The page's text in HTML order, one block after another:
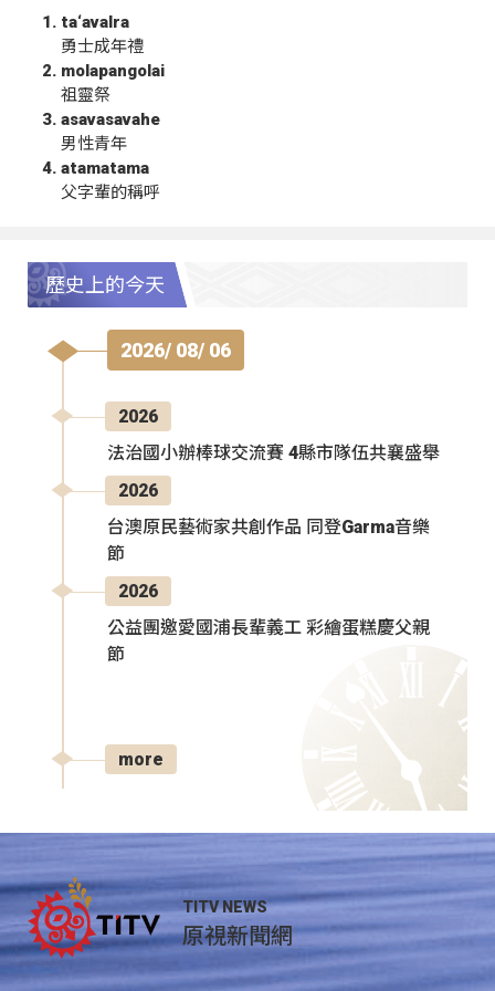
ta‘avalra
勇士成年禮
molapangolai
祖靈祭
asavasavahe
男性青年
atamatama
父字輩的稱呼
歷史上的今天
2026/ 08/ 06
2026
法治國小辦棒球交流賽 4縣市隊伍共襄盛舉
2026
台澳原民藝術家共創作品 同登Garma音樂
節
2026
公益團邀愛國浦長輩義工 彩繪蛋糕慶父親
節
more
TITV NEWS
原視新聞網